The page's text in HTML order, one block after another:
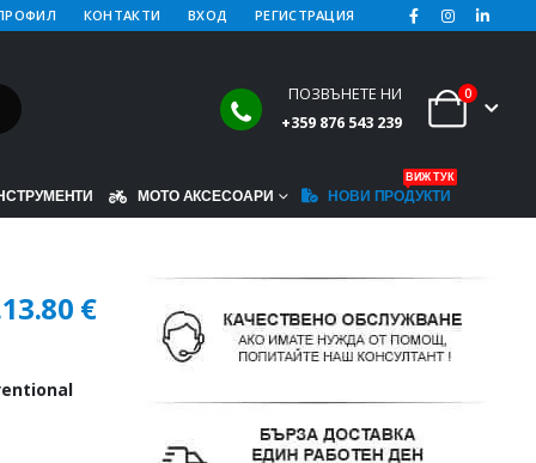
КОНТАКТИ ВХОД РЕГИСТРАЦИЯ
ПОЗВЪНЕТЕ НИ
+359 876 543 239
0
МОТО АКСЕСОАРИ НОВИ ПРОДУКТИ
ВИЖ ТУК
13.80 €